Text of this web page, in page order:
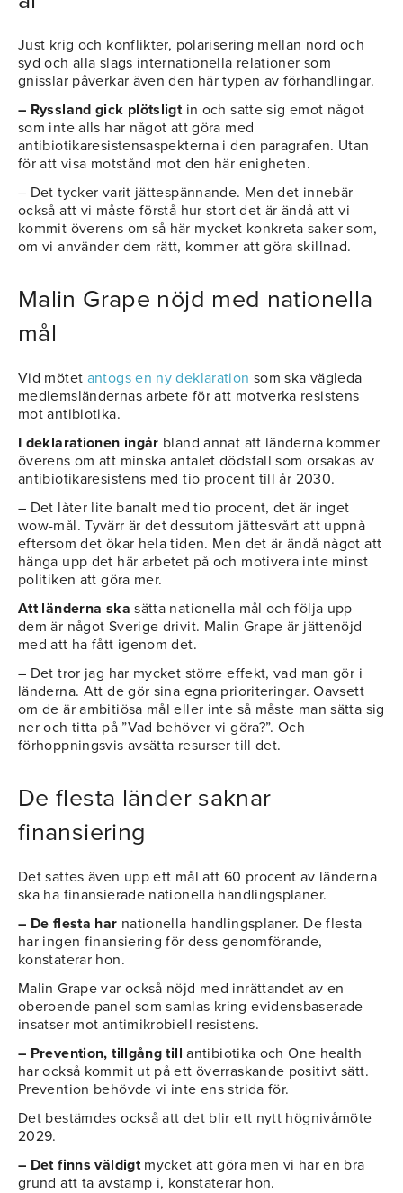
Just krig och konflikter, polarisering mellan nord och
syd och alla slags internationella relationer som
gnisslar påverkar även den här typen av förhandlingar.
– Ryssland gick plötsligtin och satte sig emot något
som inte alls har något att göra med
antibiotikaresistensaspekterna i den paragrafen. Utan
för att visa motstånd mot den här enigheten.
– Det tycker varit jättespännande. Men det innebär
också att vi måste förstå hur stort det är ändå att vi
kommit överens om så här mycket konkreta saker som,
om vi använder dem rätt, kommer att göra skillnad.
Malin Grape nöjd med nationella
mål
Vid mötet antogs en ny deklaration som ska vägleda
medlemsländernas arbete för att motverka resistens
mot antibiotika.
I deklarationen ingår bland annat att länderna kommer
överens om att minska antalet dödsfall som orsakas av
antibiotikaresistens med tio procent till år 2030.
– Det låter lite banalt med tio procent, det är inget
wow-mål. Tyvärr är det dessutom jättesvårt att uppnå
eftersom det ökar hela tiden. Men det är ändå något att
hänga upp det här arbetet på och motivera inte minst
politiken att göra mer.
Att länderna ska sätta nationella mål och följa upp
dem är något Sverige drivit. Malin Grape är jättenöjd
med att ha fått igenom det.
– Det tror jag har mycket större effekt, vad man gör i
länderna. Att de gör sina egna prioriteringar. Oavsett
om de är ambitiösa mål eller inte så måste man sätta sig
ner och titta på ”Vad behöver vi göra?”. Och
förhoppningsvis avsätta resurser till det.
De flesta länder saknar
finansiering
Det sattes även upp ett mål att 60 procent av länderna
ska ha finansierade nationella handlingsplaner.
– De flesta har nationella handlingsplaner. De flesta
har ingen finansiering för dess genomförande,
konstaterar hon.
Malin Grape var också nöjd med inrättandet av en
oberoende panel som samlas kring evidensbaserade
insatser mot antimikrobiell resistens.
– Prevention, tillgång till antibiotika och One health
har också kommit ut på ett överraskande positivt sätt.
Prevention behövde vi inte ens strida för.
Det bestämdes också att det blir ett nytt högnivåmöte
2029.
– Det finns väldigtmycket att göra men vi har en bra
grund att ta avstamp i, konstaterar hon.